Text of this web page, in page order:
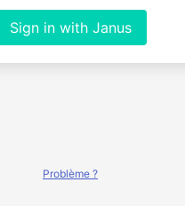
Sign in with Janus
Problème ?